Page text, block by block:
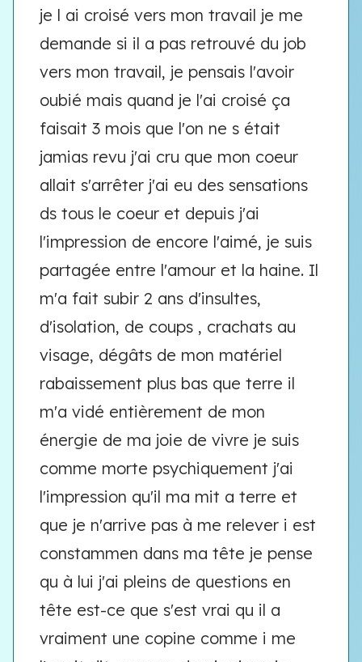
je l ai croisé vers mon travail je me
demande si il a pas retrouvé du job
vers mon travail, je pensais l'avoir
oubié mais quand je l'ai croisé ça
faisait 3 mois que l'on ne s était
jamias revu j'ai cru que mon coeur
allait s'arrêter j'ai eu des sensations
ds tous le coeur et depuis j'ai
l'impression de encore l'aimé, je suis
partagée entre l'amour et la haine. Il
m'a fait subir 2 ans d'insultes,
d'isolation, de coups , crachats au
visage, dégâts de mon matériel
rabaissement plus bas que terre il
m'a vidé entièrement de mon
énergie de ma joie de vivre je suis
comme morte psychiquement j'ai
l'impression qu'il ma mit a terre et
que je n'arrive pas à me relever i est
constammen dans ma tête je pense
qu à lui j'ai pleins de questions en
tête est-ce que s'est vrai qu il a
vraiment une copine comme i me